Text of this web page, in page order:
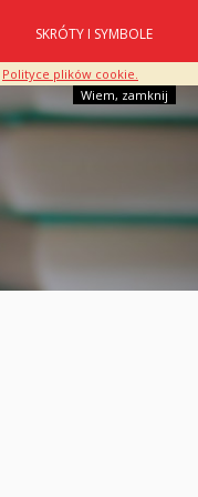
Polityce plików cookie.
Wiem, zamknij
SKRÓTY I SYMBOLE